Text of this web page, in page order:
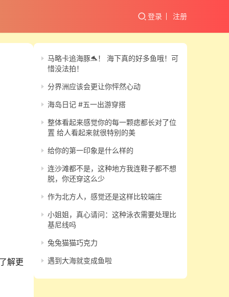
登录 注册
解更
马略卡追海豚🐬！ 海下真的好多鱼哦！可
惜没法拍！
分界洲应该会更让你怦然心动
海岛日记 #五一出游穿搭
整体看起来感觉你的每一颗痣都长对了位
置 给人看起来就很特别的美
给你的第一印象是什么样的
连沙滩都不是，这种地方我连鞋子都不想
脱，你还穿这么少
作为北方人，感觉还是这样比较端庄
小姐姐，真心请问：这种泳衣需要处理比
基尼线吗
兔兔猫猫巧克力
遇到大海就变成鱼啦